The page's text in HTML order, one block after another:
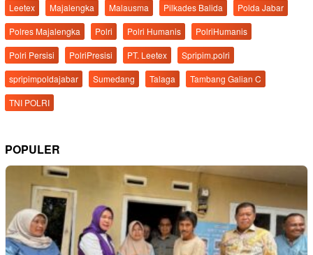
Leetex
Majalengka Malausma Pilkades Balida
Polda Jabar
Polres Majalengka
Polri Polri Humanis
PolriHumanis
Polri Persisi
PolriPresisi PT. Leetex
Spripim.polri
spripimpoldajabar
Sumedang Talaga
Tambang Galian C
TNI POLRI
POPULER